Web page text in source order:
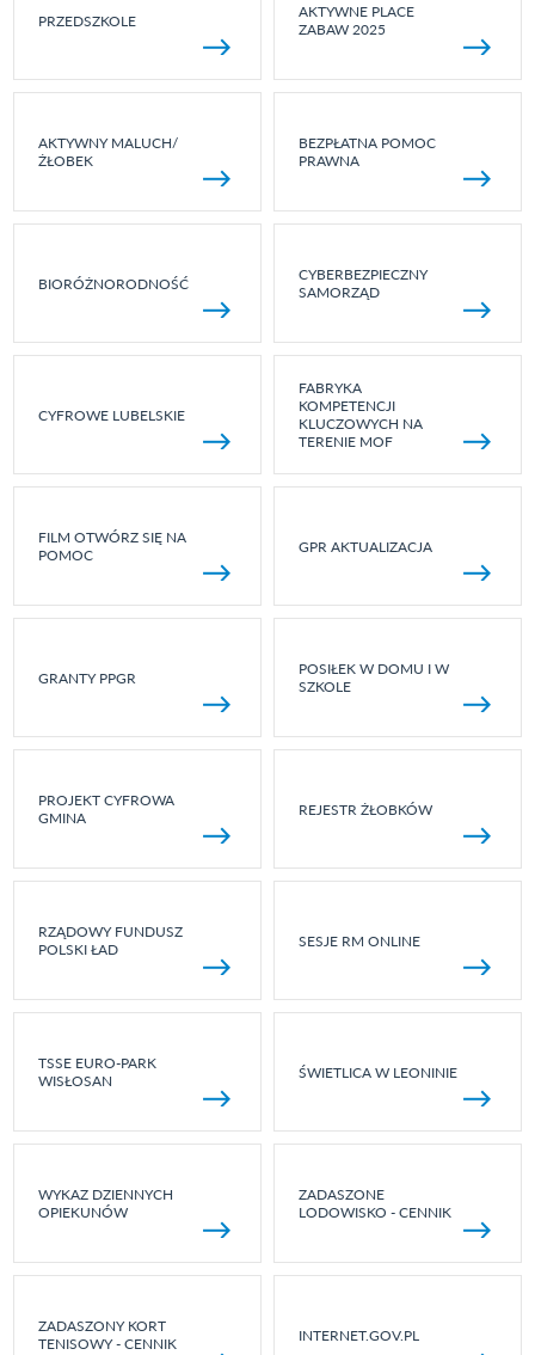
PRZEDSZKOLE
AKTYWNE PLACE
ZABAW 2025
AKTYWNY MALUCH/
ŻŁOBEK
BEZPŁATNA POMOC
PRAWNA
BIORÓŻNORODNOŚĆ
CYBERBEZPIECZNY
SAMORZĄD
CYFROWE LUBELSKIE
FABRYKA
KOMPETENCJI
KLUCZOWYCH NA
TERENIE MOF
FILM OTWÓRZ SIĘ NA
POMOC
GPR AKTUALIZACJA
GRANTY PPGR
POSIŁEK W DOMU I W
SZKOLE
PROJEKT CYFROWA
GMINA
REJESTR ŻŁOBKÓW
RZĄDOWY FUNDUSZ
POLSKI ŁAD
SESJE RM ONLINE
TSSE EURO-PARK
WISŁOSAN
ŚWIETLICA W LEONINIE
WYKAZ DZIENNYCH
OPIEKUNÓW
ZADASZONE
LODOWISKO - CENNIK
ZADASZONY KORT
TENISOWY - CENNIK
INTERNET.GOV.PL